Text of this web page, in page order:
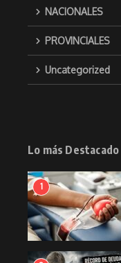
NACIONALES
PROVINCIALES
Uncategorized
Lo más Destacado
1